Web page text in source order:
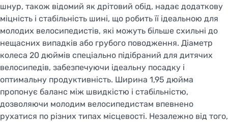
шнур, також відомий як дрітовий обід, надає додаткову
міцність і стабільність шині, що робить її ідеальною для
молодих велосипедистів, які можуть більше схильні до
нещасних випадків або грубого поводження. Діаметр
колеса 20 дюймів спеціально підібраний для дитячих
велосипедів, забезпечуючи ідеальну посадку і
оптимальну продуктивність. Ширина 1,95 дюйма
пропонує баланс між швидкістю і стабільністю,
дозволяючи молодим велосипедистам впевнено
рухатися по різних типах місцевості. Незалежно від того,